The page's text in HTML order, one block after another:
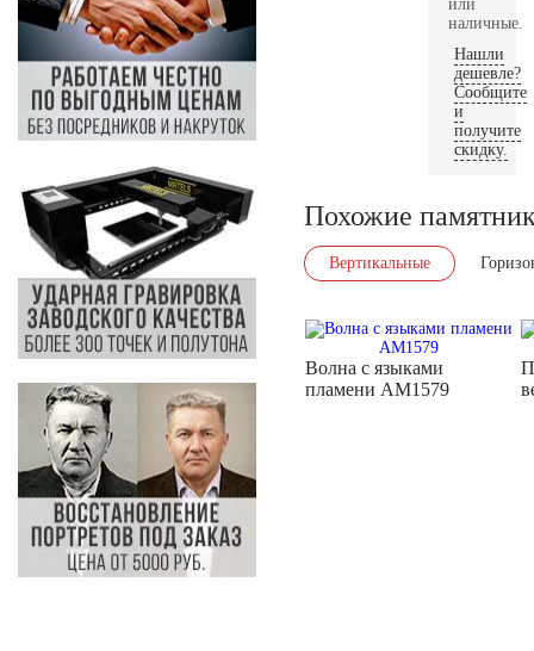
или
наличные.
Нашли
дешевле?
Сообщите
и
получите
скидку.
Похожие
Вертикальные
Волна с языками
пламени AM1579